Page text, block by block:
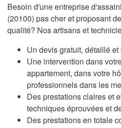
Besoin d'une entreprise
(20100) pas cher et proposant
qualité? Nos artisans et
Un devis gratuit, détaillé
Une intervention dans
appartement, dans votre
professionnels dans les
Des prestations claires et
techniques éprouvées et
Des prestations en totale